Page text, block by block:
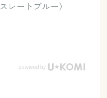
レートブルー）